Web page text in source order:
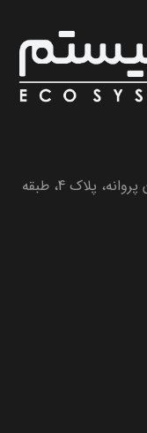
تهران، بزرگراه جلال آل احمد، خیابان پروانه، پلاک 4، طبقه